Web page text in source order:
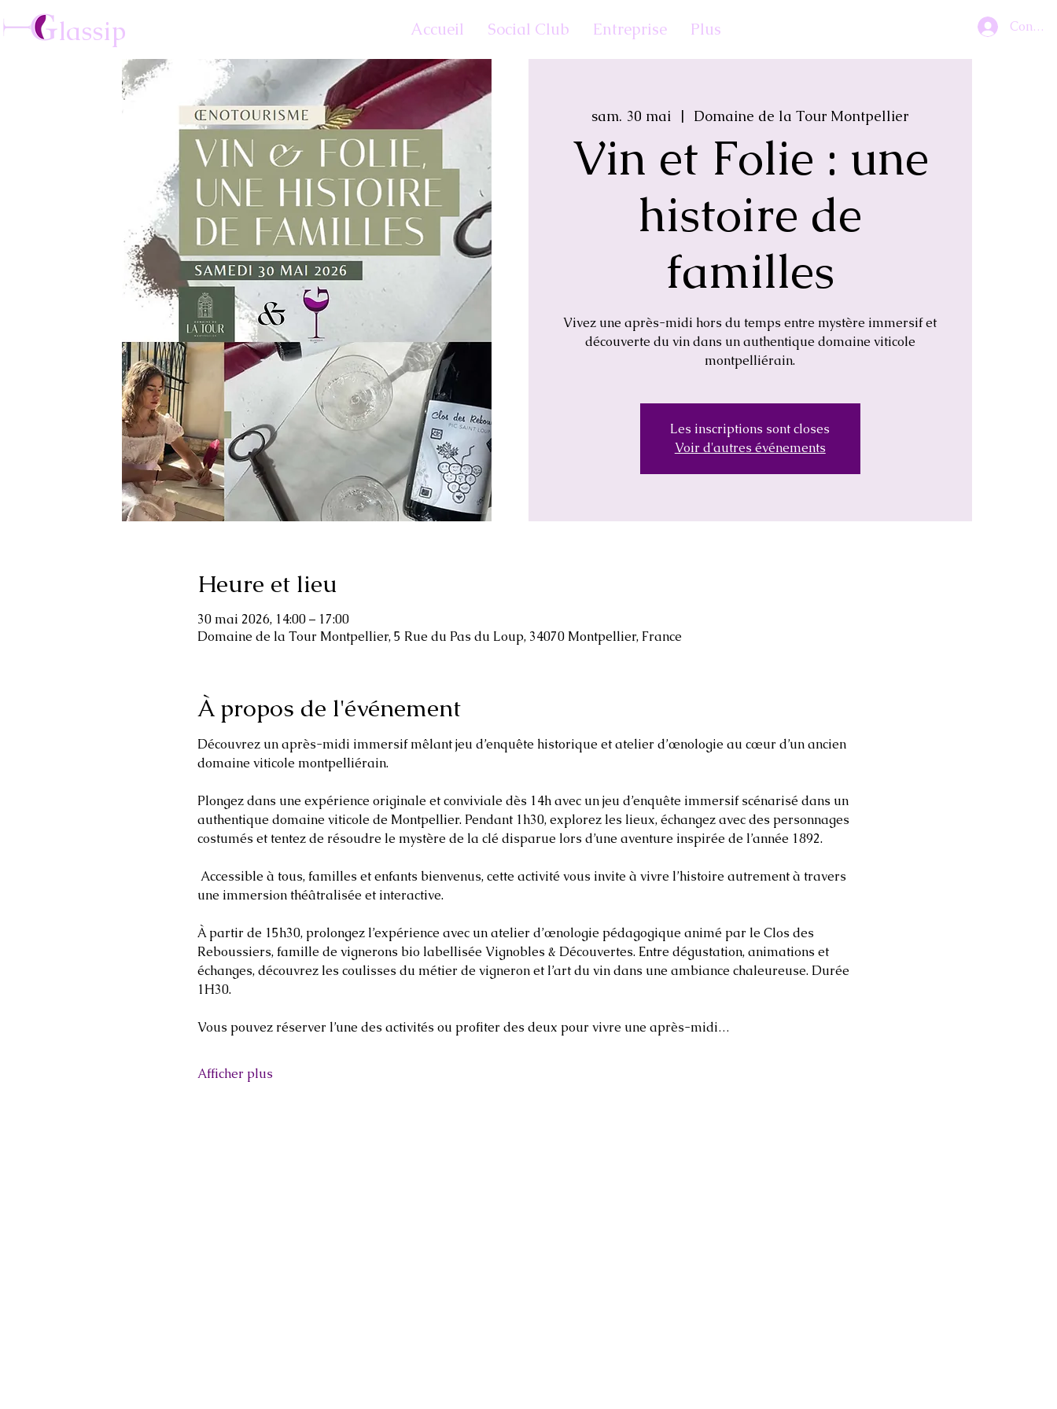
lassip Accueil Social Club Entreprise Plus
sam. 30 mai
  |
Domaine de la Tour Montpellier
Vin et Folie : une
histoire de
familles
Vivez une après-midi hors du temps entre mystère immersif et
découverte du vin dans un authentique domaine viticole
montpelliérain.
Les inscriptions sont closes
Voir d'autres événements
Heure et lieu
30 mai 2026, 14:00 – 17:00
Domaine de la Tour Montpellier, 5 Rue du Pas du Loup, 34070 Montpellier, France
À propos de l'événement
Découvrez un après-midi immersif mêlant jeu d’enquête historique et atelier d’œnologie au cœur d’un ancien
domaine viticole montpelliérain.
Plongez dans une expérience originale et conviviale dès 14h avec un jeu d’enquête immersif scénarisé dans un
authentique domaine viticole de Montpellier. Pendant 1h30, explorez les lieux, échangez avec des personnages
costumés et tentez de résoudre le mystère de la clé disparue lors d’une aventure inspirée de l’année 1892.
une immersion théâtralisée et interactive.
À partir de 15h30, prolongez l’expérience avec un atelier d’œnologie pédagogique animé par le Clos des
Reboussiers, famille de vignerons bio labellisée Vignobles & Découvertes. Entre dégustation, animations et
échanges, découvrez les coulisses du métier de vigneron et l’art du vin dans une ambiance chaleureuse. Durée
1H30.
Vous pouvez réserver l’une des activités ou profiter des deux pour vivre une après-midi…
Afficher plus